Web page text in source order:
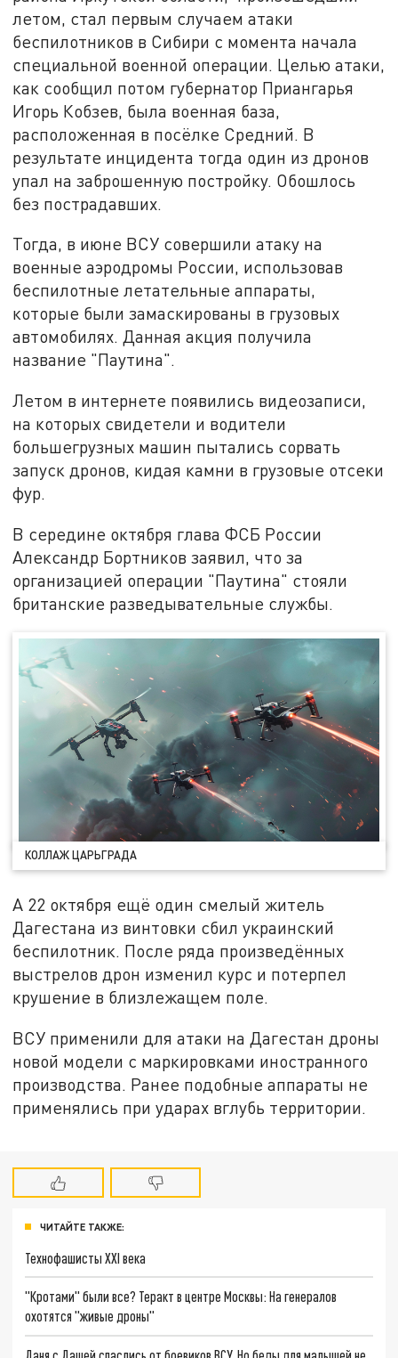
летом, стал первым случаем атаки
беспилотников в Сибири с момента начала
специальной военной операции. Целью атаки,
как сообщил потом губернатор Приангарья
Игорь Кобзев, была военная база,
расположенная в посёлке Средний. В
результате инцидента тогда один из дронов
упал на заброшенную постройку. Обошлось
без пострадавших.
Тогда, в июне ВСУ совершили атаку на
военные аэродромы России, использовав
беспилотные летательные аппараты,
которые были замаскированы в грузовых
автомобилях. Данная акция получила
название "Паутина".
Летом в интернете появились видеозаписи,
на которых свидетели и водители
большегрузных машин пытались сорвать
запуск дронов, кидая камни в грузовые отсеки
фур.
В середине октября глава ФСБ России
Александр Бортников заявил, что за
организацией операции "Паутина" стояли
британские разведывательные службы.
КОЛЛАЖ ЦАРЬГРАДА
А 22 октября ещё один смелый житель
Дагестана из винтовки сбил украинский
беспилотник. После ряда произведённых
выстрелов дрон изменил курс и потерпел
крушение в близлежащем поле.
ВСУ применили для атаки на Дагестан дроны
новой модели с маркировками иностранного
производства. Ранее подобные аппараты не
применялись при ударах вглубь территории.
ЧИТАЙТЕ ТАКЖЕ:
Технофашисты XXI века
"Кротами" были все? Теракт в центре Москвы: На генералов
охотятся "живые дроны"